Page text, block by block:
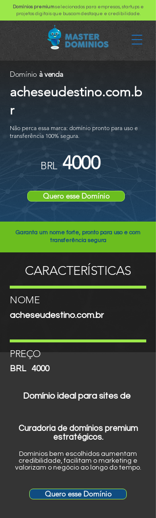
Domínios premiumselecionados para empresas, startups e
projetos digitais que buscam destaque e credibilidade.
Domínio à venda
acheseudestino.com.b
r
Não perca essa marca: domínio pronto para uso e
transferência 100% segura.
BRL 4000
Quero esse Domínio
Garanta um nome forte, pronto para uso e com
transferência segura
CARACTERÍSTICAS
NOME
acheseudestino.com.br
PREÇO
BRL 4000
Domínio ideal para sites de
Curadoria de domínios premium
estratégicos.
Domínios bem escolhidos aumentam
credibilidade, facilitam o marketing e
valorizam o negócio ao longo do tempo.
Quero esse Domínio